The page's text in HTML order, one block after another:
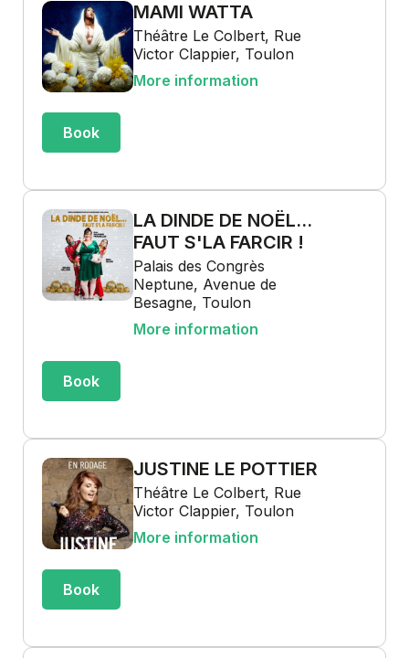
MAMI WATTA
Théâtre Le Colbert, Rue
Victor Clappier, Toulon
More information
Book
LA DINDE DE NOËL...
FAUT S'LA FARCIR !
Palais des Congrès
Neptune, Avenue de
Besagne, Toulon
More information
Book
JUSTINE LE POTTIER
Théâtre Le Colbert, Rue
Victor Clappier, Toulon
More information
Book